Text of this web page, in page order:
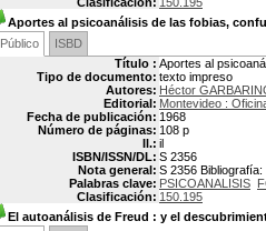
Aportes al psicoanálisis de las fobias,
Público
ISBD
Título : Aportes al
Tipo de documento: texto impreso
Autores: Héctor
Editorial: Montevideo :
Fecha de publicación: 1968
Número de páginas: 108 p
Il.: il
ISBN/ISSN/DL: S 2356
Nota general: S 2356
Palabras clave: PSICOANALISIS
Clasificación: 150.195
El autoanálisis de Freud : y el